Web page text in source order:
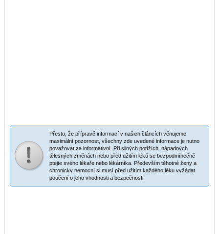
Přesto, že přípravě informací v našich článcích věnujeme
maximální pozornost, všechny zde uvedené informace je nutno
považovat za informativní. Při silných potížích, nápadných
tělesných změnách nebo před užitím léků se bezpodmínečně
ptejte svého lékaře nebo lékárníka. Především těhotné ženy a
chronicky nemocní si musí před užitím každého léku vyžádat
poučení o jeho vhodnosti a bezpečnosti.